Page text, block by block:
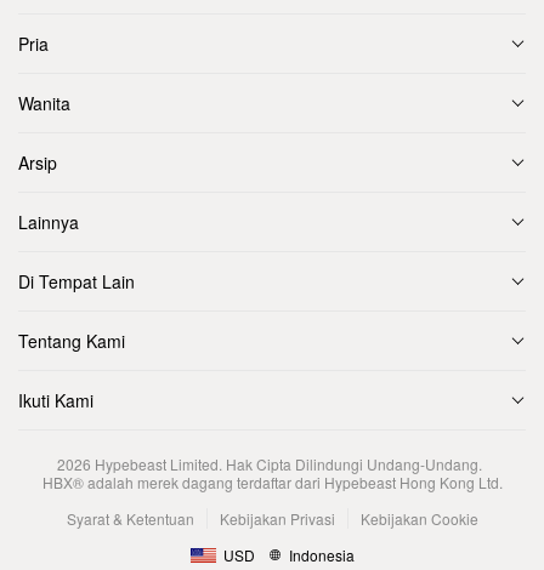
Pria
Wanita
Arsip
Lainnya
Di Tempat Lain
Tentang Kami
Ikuti Kami
2026 Hypebeast Limited. Hak Cipta Dilindungi Undang-Undang.
HBX® adalah merek dagang terdaftar dari Hypebeast Hong Kong Ltd.
Syarat & Ketentuan
Kebijakan Privasi
Kebijakan Cookie
USD
Indonesia